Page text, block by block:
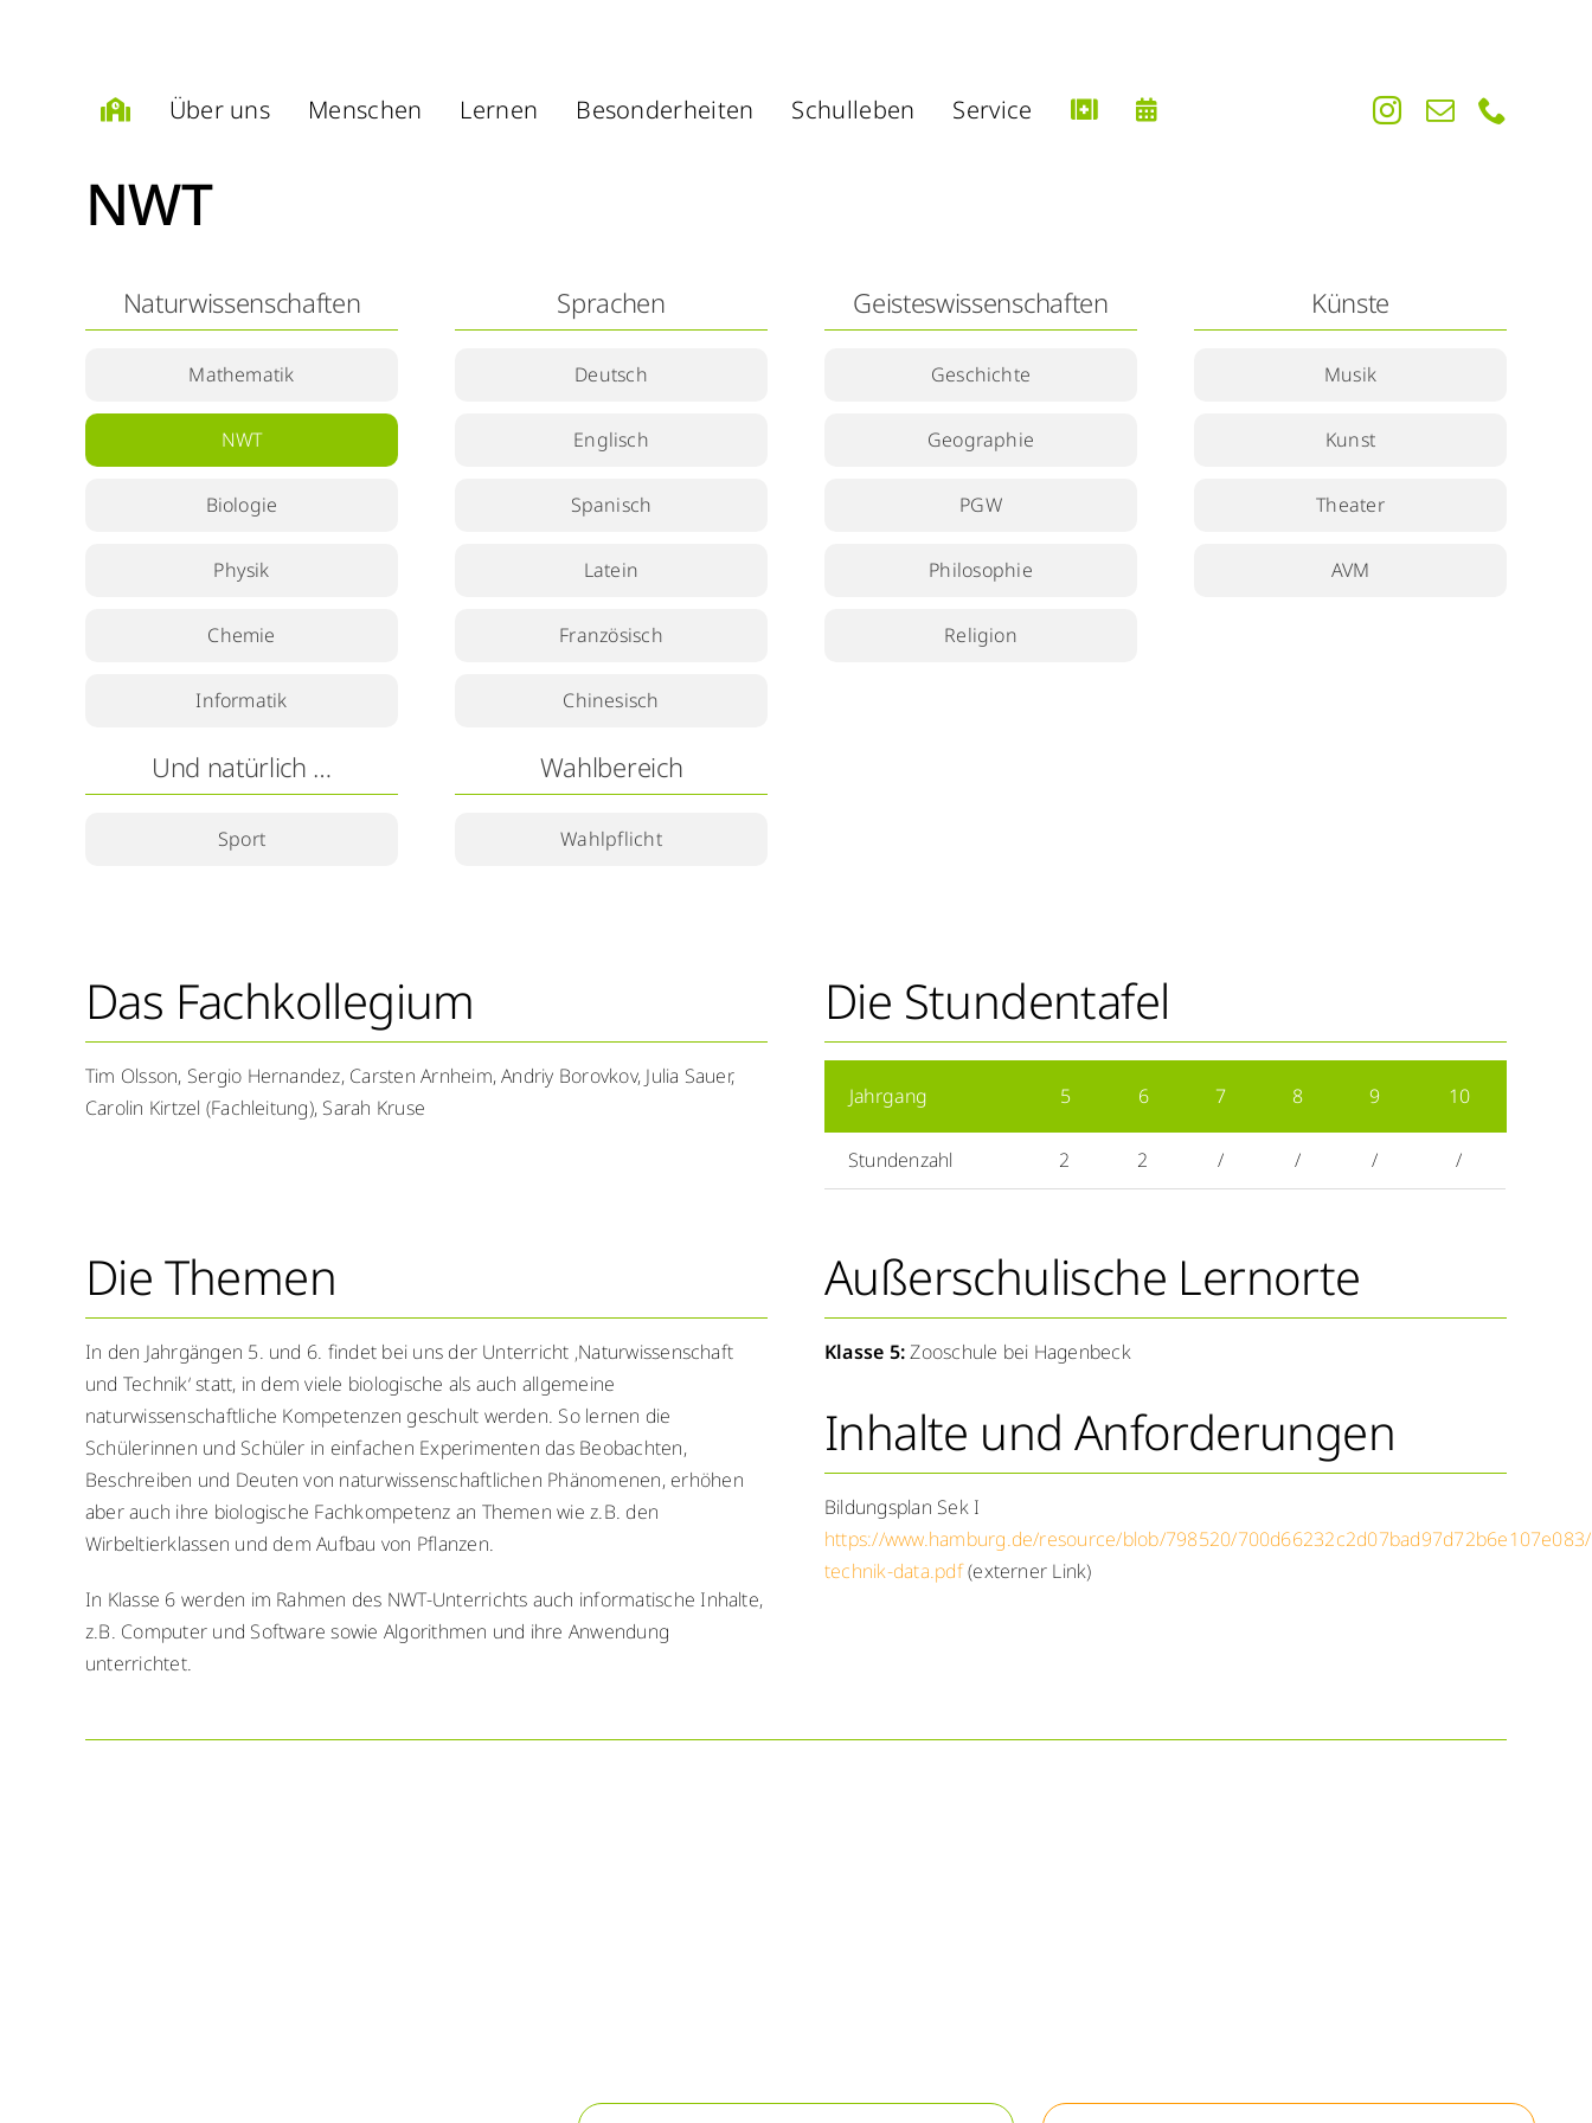
Über uns Menschen Lernen Besonderheiten Schulleben Service
NWT
Naturwissenschaften
Mathematik
NWT
Biologie
Physik
Chemie
Informatik
Und natürlich …
Sport
Sprachen
Deutsch
Englisch
Spanisch
Latein
Französisch
Chinesisch
Wahlbereich
Wahlpflicht
Geisteswissenschaften
Geschichte
Geographie
PGW
Philosophie
Religion
Künste
Musik
Kunst
Theater
AVM
Das Fachkollegium
Tim Olsson, Sergio Hernandez, Carsten Arnheim, Andriy Borovkov, Julia Sauer,
Carolin Kirtzel (Fachleitung), Sarah Kruse
Die Stundentafel
Jahrgang 5 6 7 8 9 10
Stundenzahl 2 2 / / / /
Die Themen
In den Jahrgängen 5. und 6. findet bei uns der Unterricht ‚Naturwissenschaft
und Technik‘ statt, in dem viele biologische als auch allgemeine
naturwissenschaftliche Kompetenzen geschult werden. So lernen die
Schülerinnen und Schüler in einfachen Experimenten das Beobachten,
Beschreiben und Deuten von naturwissenschaftlichen Phänomenen, erhöhen
aber auch ihre biologische Fachkompetenz an Themen wie z.B. den
Wirbeltierklassen und dem Aufbau von Pflanzen.
In Klasse 6 werden im Rahmen des NWT-Unterrichts auch informatische Inhalte,
z.B. Computer und Software sowie Algorithmen und ihre Anwendung
unterrichtet.
Außerschulische Lernorte
Klasse 5:Zooschule bei Hagenbeck
Inhalte und Anforderungen
Bildungsplan Sek I
https://www.hamburg.de/resource/blob/798520/
technik-data.pdf(externer Link)